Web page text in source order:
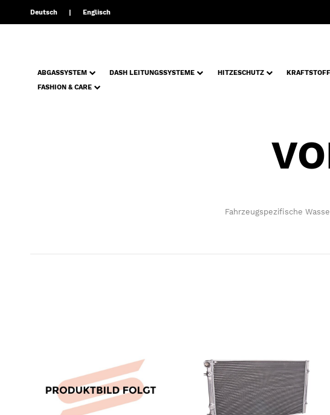
Deutsch Englisch
ABGASSYSTEM DASH LEITUNGSSYSTEME HITZESCHUTZ
FASHION & CARE
Fahrzeugspezifische